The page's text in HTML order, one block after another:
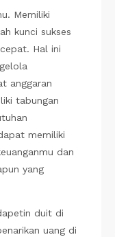
Memiliki
kunci sukses
Hal ini
anggaran
tabungan
memiliki
dan
yang
duit di
uang di